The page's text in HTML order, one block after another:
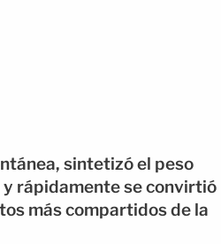
sintetizó el peso
y rápidamente se convirtió
más compartidos de la